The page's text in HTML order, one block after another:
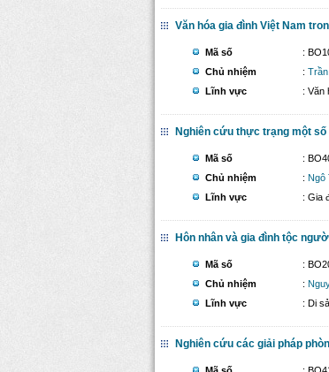
Văn hóa gia đình Việt Nam
Mã số
:
Chủ nhiệm
:
Lĩnh vực
: Văn
Nghiên cứu thực trạng một số
Mã số
:
Chủ nhiệm
: Ngô
Lĩnh vực
: Gia
Hôn nhân và gia đình tộc
Mã số
:
Chủ nhiệm
:
Lĩnh vực
: Di
Nghiên cứu các giải pháp